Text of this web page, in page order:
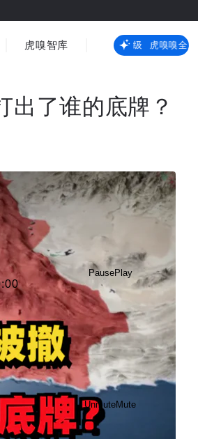
其他
虎嗅智库虎嗅嗅全新升级 虎嗅嗅全新升级
出了谁的底牌？
PausePlay
UnmuteMute